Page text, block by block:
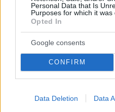
Personal Data that Is
Purposes for which it was
Opted In
Google consents
CONFIRM
Data Deletion Data
06.08.2026, 14:45
Games